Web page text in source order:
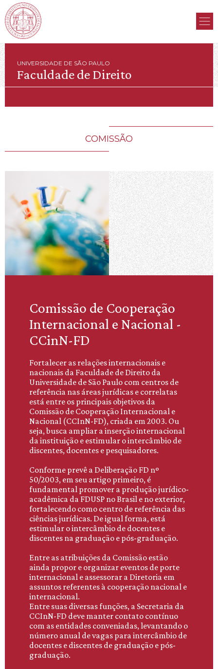
UNIVERSIDADE DE SÃO PAULO
Faculdade de Direito
COMISSÃO
Comissão de Cooperação
Internacional e Nacional -
CCinN-FD
Fortalecer as relações internacionais e
nacionais da Faculdade de Direito da
Universidade de São Paulo com centros de
referência nas áreas jurídicas e correlatas
está entre os principais objetivos da
Comissão de Cooperação Internacional e
Nacional (CCInN-FD), criada em 2003. Ou
seja, busca ampliar a inserção internacional
da instituição e estimular o intercâmbio de
discentes, docentes e pesquisadores.
Conforme prevê a Deliberação FD nº
50/2003, em seu artigo primeiro, é
fundamental promover a produção jurídico-
acadêmica da FDUSP no Brasil e no exterior,
fortalecendo como centro de referência das
ciências jurídicas. De igual forma, está
estimular o intercâmbio de docentes e
discentes na graduação e pós-graduação.
Entre as atribuições da Comissão estão
ainda propor e organizar eventos de porte
internacional e assessorar a Diretoria em
assuntos referentes à cooperação nacional e
internacional.
Entre suas diversas funções, a Secretaria da
CCInN-FD deve manter contato contínuo
com as entidades conveniadas, levantando o
número anual de vagas para intercâmbio de
docentes e discentes de graduação e pós-
graduação.